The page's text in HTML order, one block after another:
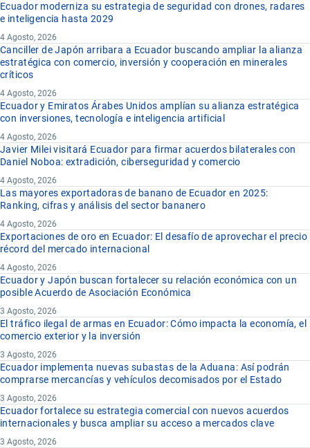
Ecuador moderniza su estrategia de seguridad con drones, radares
e inteligencia hasta 2029
4 Agosto, 2026
Canciller de Japón arribara a Ecuador buscando ampliar la alianza
estratégica con comercio, inversión y cooperación en minerales
críticos
4 Agosto, 2026
Ecuador y Emiratos Árabes Unidos amplían su alianza estratégica
con inversiones, tecnología e inteligencia artificial
4 Agosto, 2026
Javier Milei visitará Ecuador para firmar acuerdos bilaterales con
Daniel Noboa: extradición, ciberseguridad y comercio
4 Agosto, 2026
Las mayores exportadoras de banano de Ecuador en 2025:
Ranking, cifras y análisis del sector bananero
4 Agosto, 2026
Exportaciones de oro en Ecuador: El desafío de aprovechar el precio
récord del mercado internacional
4 Agosto, 2026
Ecuador y Japón buscan fortalecer su relación económica con un
posible Acuerdo de Asociación Económica
3 Agosto, 2026
El tráfico ilegal de armas en Ecuador: Cómo impacta la economía, el
comercio exterior y la inversión
3 Agosto, 2026
Ecuador implementa nuevas subastas de la Aduana: Así podrán
comprarse mercancías y vehículos decomisados por el Estado
3 Agosto, 2026
Ecuador fortalece su estrategia comercial con nuevos acuerdos
internacionales y busca ampliar su acceso a mercados clave
3 Agosto, 2026